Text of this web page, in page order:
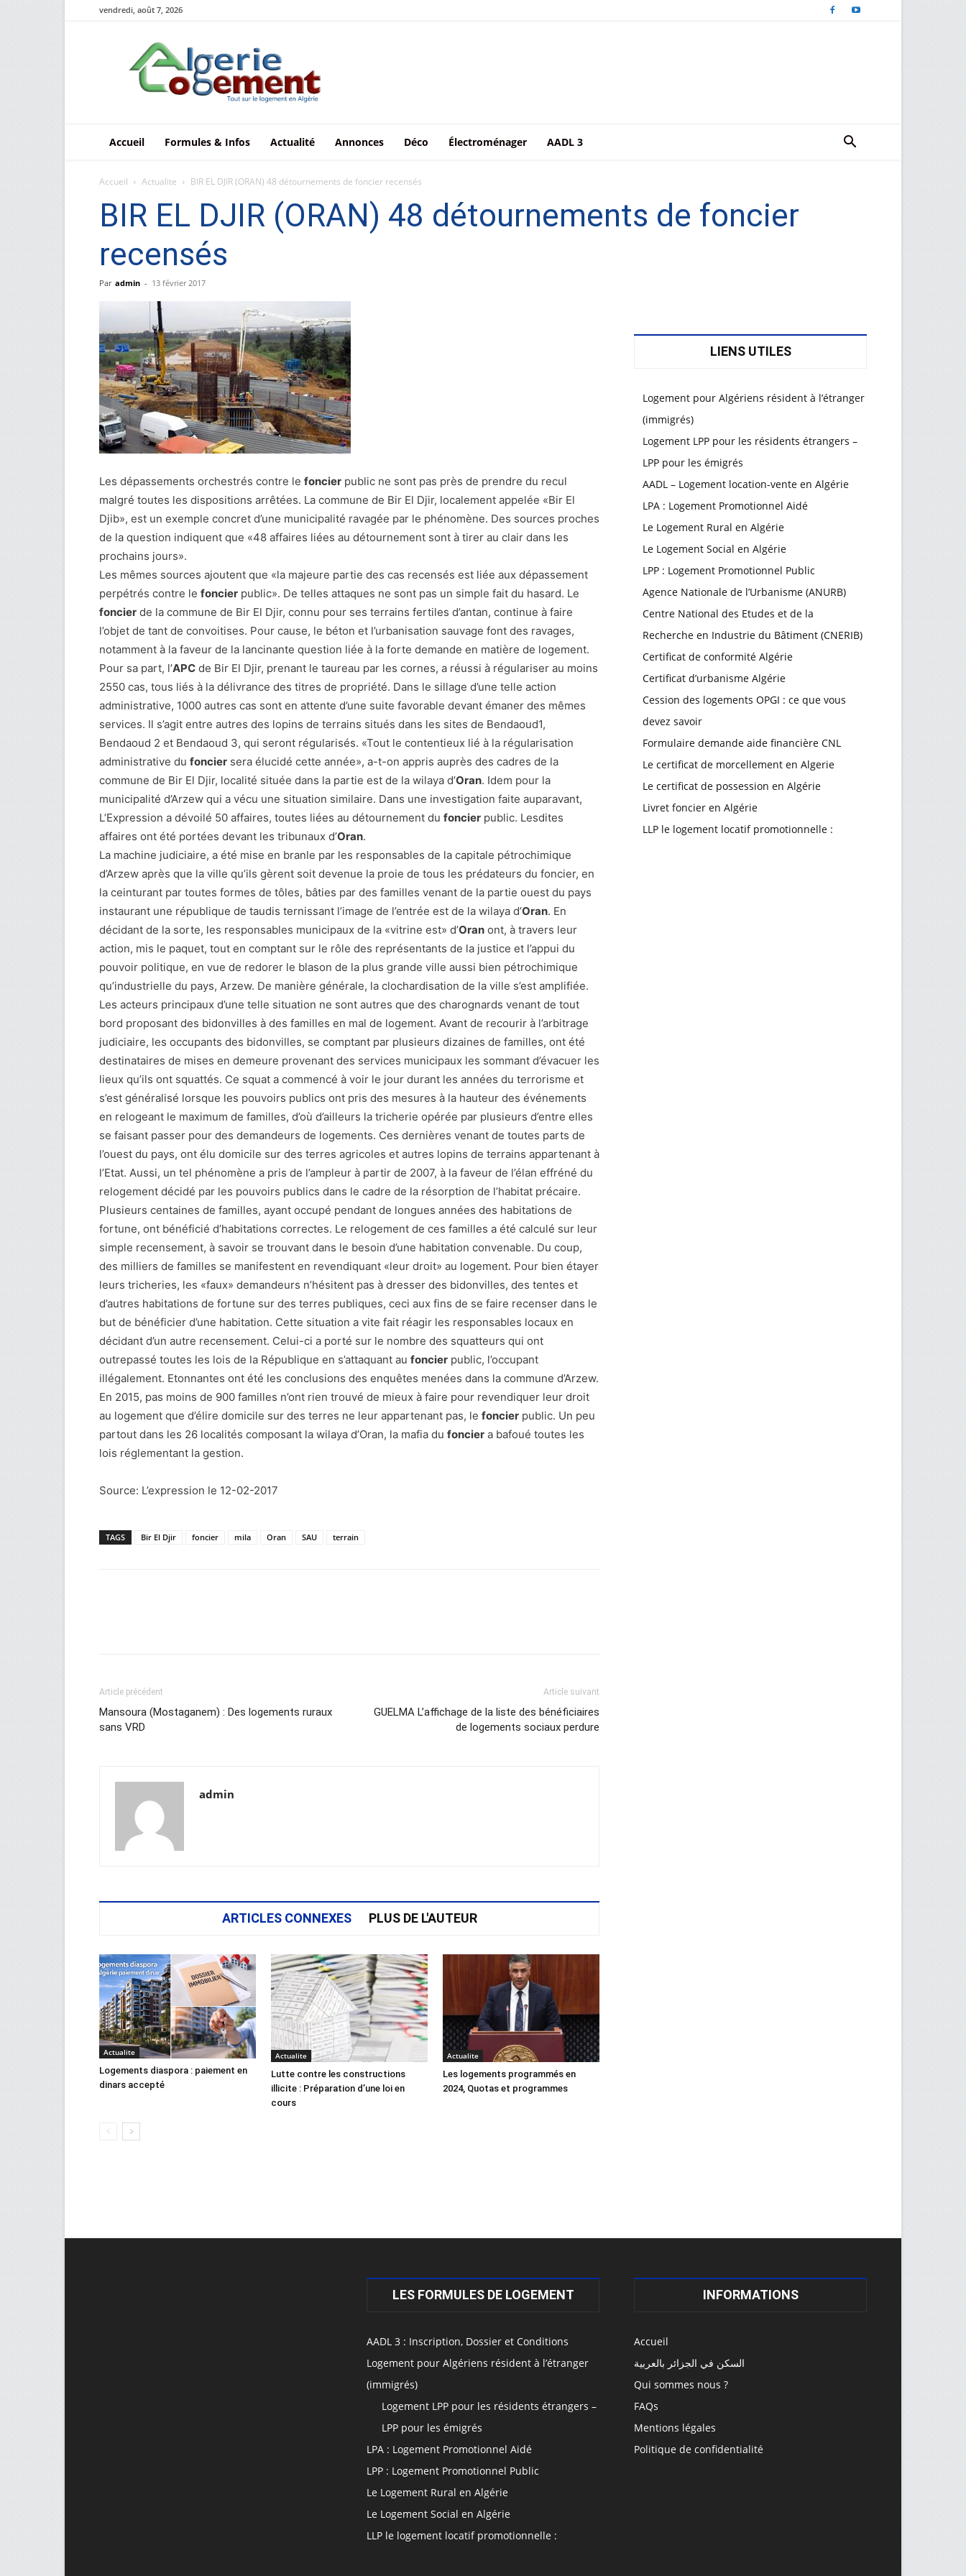
vendredi, août 7, 2026
Le
logement
en
Algérie
Accueil Formules & Infos Actualité Annonces Déco Électroménager AADL 3
Accueil Actualite BIR EL DJIR (ORAN) 48 détournements de foncier recensés
BIR EL DJIR (ORAN) 48 détournements de foncier
recensés
Par admin - 13 février 2017
Les dépassements orchestrés contre le foncier public ne sont pas près de prendre du recul
malgré toutes les dispositions arrêtées. La commune de Bir El Djir, localement appelée «Bir El
Djib», est un exemple concret d’une municipalité ravagée par le phénomène. Des sources proches
de la question indiquent que «48 affaires liées au détournement sont à tirer au clair dans les
prochains jours».
Les mêmes sources ajoutent que «la majeure partie des cas recensés est liée aux dépassement
perpétrés contre le foncier public». De telles attaques ne sont pas un simple fait du hasard. Le
foncier de la commune de Bir El Djir, connu pour ses terrains fertiles d’antan, continue à faire
l’objet de tant de convoitises. Pour cause, le béton et l’urbanisation sauvage font des ravages,
notamment à la faveur de la lancinante question liée à la forte demande en matière de logement.
Pour sa part, l’APC de Bir El Djir, prenant le taureau par les cornes, a réussi à régulariser au moins
2550 cas, tous liés à la délivrance des titres de propriété. Dans le sillage d’une telle action
administrative, 1000 autres cas sont en attente d’une suite favorable devant émaner des mêmes
services. Il s’agit entre autres des lopins de terrains situés dans les sites de Bendaoud1,
Bendaoud 2 et Bendaoud 3, qui seront régularisés. «Tout le contentieux lié à la régularisation
administrative du foncier sera élucidé cette année», a-t-on appris auprès des cadres de la
commune de Bir El Djir, localité située dans la partie est de la wilaya d’Oran. Idem pour la
municipalité d’Arzew qui a vécu une situation similaire. Dans une investigation faite auparavant,
L’Expression a dévoilé 50 affaires, toutes liées au détournement du foncier public. Lesdites
affaires ont été portées devant les tribunaux d’Oran.
La machine judiciaire, a été mise en branle par les responsables de la capitale pétrochimique
d’Arzew après que la ville qu’ils gèrent soit devenue la proie de tous les prédateurs du foncier, en
la ceinturant par toutes formes de tôles, bâties par des familles venant de la partie ouest du pays
instaurant une république de taudis ternissant l’image de l’entrée est de la wilaya d’Oran. En
décidant de la sorte, les responsables municipaux de la «vitrine est» d’Oran ont, à travers leur
action, mis le paquet, tout en comptant sur le rôle des représentants de la justice et l’appui du
pouvoir politique, en vue de redorer le blason de la plus grande ville aussi bien pétrochimique
qu’industrielle du pays, Arzew. De manière générale, la clochardisation de la ville s’est amplifiée.
Les acteurs principaux d’une telle situation ne sont autres que des charognards venant de tout
bord proposant des bidonvilles à des familles en mal de logement. Avant de recourir à l’arbitrage
judiciaire, les occupants des bidonvilles, se comptant par plusieurs dizaines de familles, ont été
destinataires de mises en demeure provenant des services municipaux les sommant d’évacuer les
lieux qu’ils ont squattés. Ce squat a commencé à voir le jour durant les années du terrorisme et
s’est généralisé lorsque les pouvoirs publics ont pris des mesures à la hauteur des événements
en relogeant le maximum de familles, d’où d’ailleurs la tricherie opérée par plusieurs d’entre elles
se faisant passer pour des demandeurs de logements. Ces dernières venant de toutes parts de
l’ouest du pays, ont élu domicile sur des terres agricoles et autres lopins de terrains appartenant à
l’Etat. Aussi, un tel phénomène a pris de l’ampleur à partir de 2007, à la faveur de l’élan effréné du
relogement décidé par les pouvoirs publics dans le cadre de la résorption de l’habitat précaire.
Plusieurs centaines de familles, ayant occupé pendant de longues années des habitations de
fortune, ont bénéficié d’habitations correctes. Le relogement de ces familles a été calculé sur leur
simple recensement, à savoir se trouvant dans le besoin d’une habitation convenable. Du coup,
des milliers de familles se manifestent en revendiquant «leur droit» au logement. Pour bien étayer
leurs tricheries, les «faux» demandeurs n’hésitent pas à dresser des bidonvilles, des tentes et
d’autres habitations de fortune sur des terres publiques, ceci aux fins de se faire recenser dans le
but de bénéficier d’une habitation. Cette situation a vite fait réagir les responsables locaux en
décidant d’un autre recensement. Celui-ci a porté sur le nombre des squatteurs qui ont
outrepassé toutes les lois de la République en s’attaquant au foncier public, l’occupant
illégalement. Etonnantes ont été les conclusions des enquêtes menées dans la commune d’Arzew.
En 2015, pas moins de 900 familles n’ont rien trouvé de mieux à faire pour revendiquer leur droit
au logement que d’élire domicile sur des terres ne leur appartenant pas, le foncier public. Un peu
partout dans les 26 localités composant la wilaya d’Oran, la mafia du foncier a bafoué toutes les
lois réglementant la gestion.
Source: L’expression le 12-02-2017
TAGS Bir El Djir foncier mila Oran SAU terrain
Article précédent
Mansoura (Mostaganem) : Des logements ruraux
sans VRD
Article suivant
GUELMA L’affichage de la liste des bénéficiaires
de logements sociaux perdure
admin
ARTICLES CONNEXES PLUS DE L'AUTEUR
Actualite
Logements diaspora : paiement en
dinars accepté
Actualite
Lutte contre les constructions
illicite : Préparation d’une loi en
cours
Actualite
Les logements programmés en
2024, Quotas et programmes
LIENS UTILES
Logement pour Algériens résident à l’étranger
(immigrés)
Logement LPP pour les résidents étrangers –
LPP pour les émigrés
AADL – Logement location-vente en Algérie
LPA : Logement Promotionnel Aidé
Le Logement Rural en Algérie
Le Logement Social en Algérie
LPP : Logement Promotionnel Public
Agence Nationale de l’Urbanisme (ANURB)
Centre National des Etudes et de la
Recherche en Industrie du Bâtiment (CNERIB)
Certificat de conformité Algérie
Certificat d’urbanisme Algérie
Cession des logements OPGI : ce que vous
devez savoir
Formulaire demande aide financière CNL
Le certificat de morcellement en Algerie
Le certificat de possession en Algérie
Livret foncier en Algérie
LLP le logement locatif promotionnelle :
LES FORMULES DE LOGEMENT
AADL 3 : Inscription, Dossier et Conditions
Logement pour Algériens résident à l’étranger
(immigrés)
Logement LPP pour les résidents étrangers –
LPP pour les émigrés
LPA : Logement Promotionnel Aidé
LPP : Logement Promotionnel Public
Le Logement Rural en Algérie
Le Logement Social en Algérie
LLP le logement locatif promotionnelle :
INFORMATIONS
Accueil
السكن في الجزائر بالعربية
Qui sommes nous ?
FAQs
Mentions légales
Politique de confidentialité